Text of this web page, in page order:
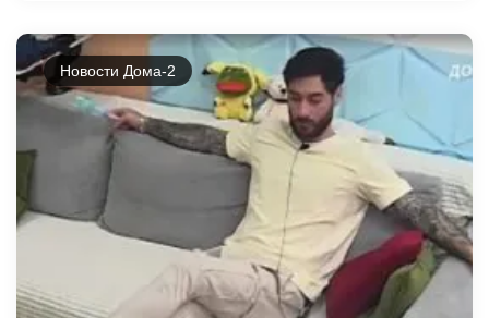
Новости Дома-2